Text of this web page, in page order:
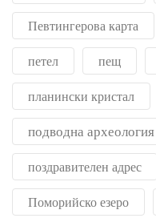
Певтингерова карта
петел пещ
планински кристал
подводна археология
поздравителен адрес
Поморийско езеро